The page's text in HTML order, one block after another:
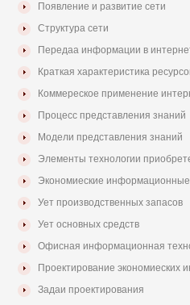
Появление и развитие сети
Структура сети
Передаа информации в
Краткая характеристика
Коммереское применение
Процесс представления знаний
Модели представления знаний
Элементы технологии
Экономиеские
Ует производственных запасов
Ует основных средств
Офисная информационная
Проектирование экономиеских
Задаи проектирования